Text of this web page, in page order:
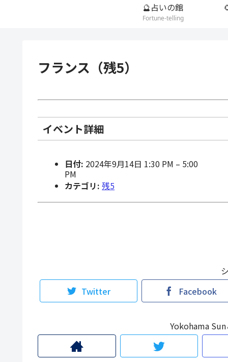
🔮占いの館
Fortune-telling
フランス（残5）
イベント詳細
日付: 2024年9月14日 1:30 PM – 5:00
PM
カテゴリ: 残5
Twitter
Facebook
Yokohama